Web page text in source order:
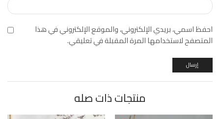
احفظ اسمي، بريدي الإلكتروني، والموقع الإلكتروني في هذا
المتصفح لاستخدامها المرة المقبلة في تعليقي.
منتجات ذات صله